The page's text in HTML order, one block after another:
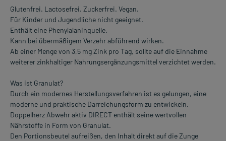
Glutenfrei. Lactosefrei. Zuckerfrei. Vegan.
Für Kinder und Jugendliche nicht geeignet.
Enthält eine Phenylalaninquelle.
Kann bei übermäßigem Verzehr abführend wirken.
Ab einer Menge von 3,5 mg Zink pro Tag, sollte auf die Einnahme
weiterer zinkhaltiger Nahrungsergänzungsmittel verzichtet werden.
Was ist Granulat?
Durch ein modernes Herstellungsverfahren ist es gelungen, eine
moderne und praktische Darreichungsform zu entwickeln.
Doppelherz Abwehr aktiv DIRECT enthält seine wertvollen
Nährstoffe in Form von Granulat.
Den Portionsbeutel aufreißen, den Inhalt direkt auf die Zunge